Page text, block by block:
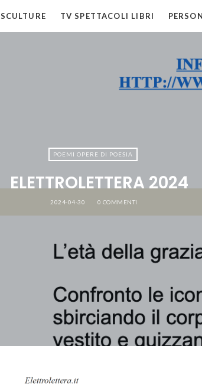
SCULTURE TV SPETTACOLI LIBRI
POEMI OPERE DI POESIA
ELETTROLETTERA 2024
2024-04-30 0 COMMENTI